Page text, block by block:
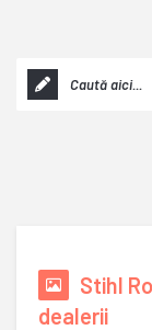
Stihl
dealerii